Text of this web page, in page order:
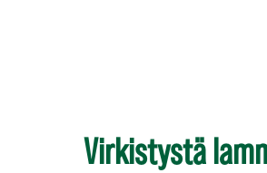
Virkistystä